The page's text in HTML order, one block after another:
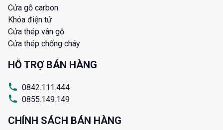
Cửa gỗ carbon
Khóa điện tử
Cửa thép vân gỗ
Cửa thép chống cháy
HỖ TRỢ BÁN HÀNG
0842.111.444
0855.149.149
CHÍNH SÁCH BÁN HÀNG